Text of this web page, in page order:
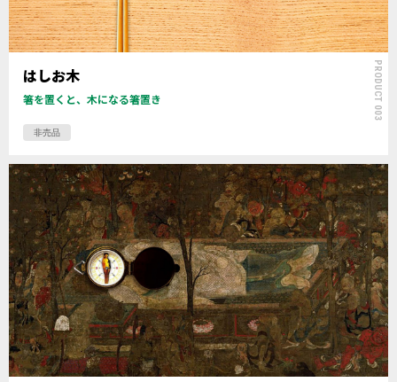
PRODUCT 003
はしお木
箸を置くと、木になる箸置き
非売品